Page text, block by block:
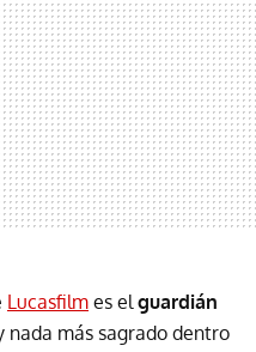
Lucasfilm es el guardián
nada más sagrado dentro